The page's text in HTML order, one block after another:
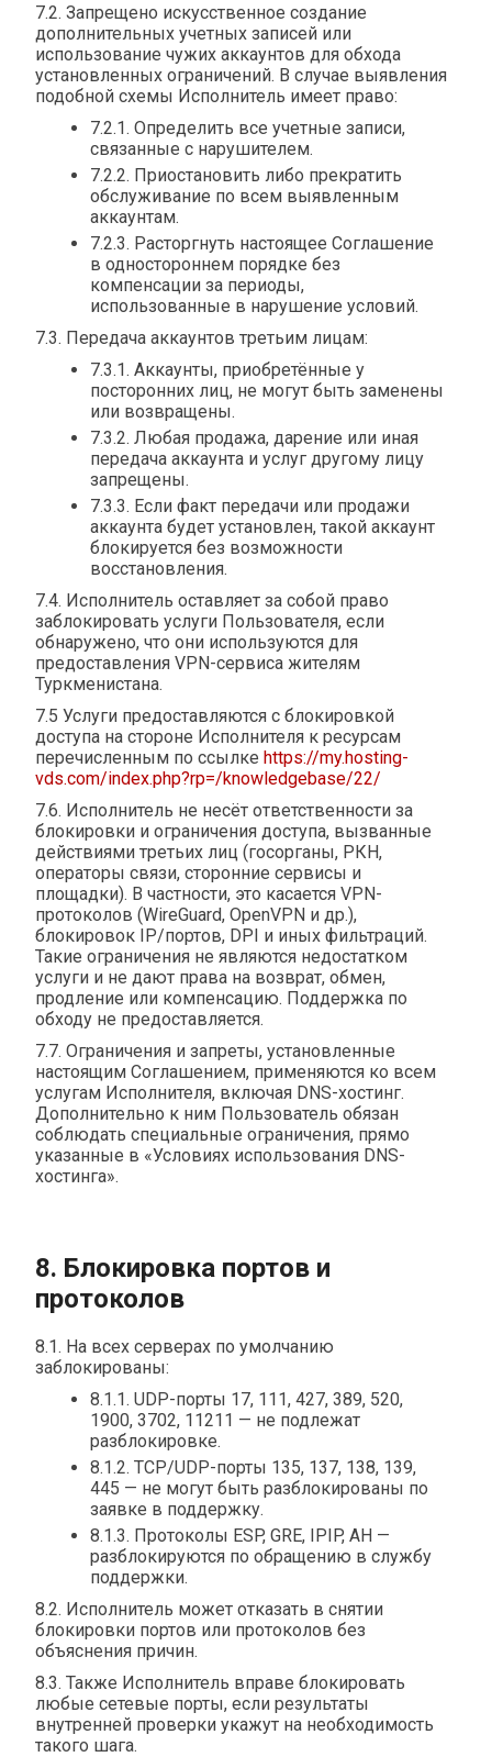
7.2. Запрещено искусственное создание
дополнительных учетных записей или
использование чужих аккаунтов для обхода
установленных ограничений. В случае выявления
подобной схемы Исполнитель имеет право:
7.2.1. Определить все учетные записи,
связанные с нарушителем.
7.2.2. Приостановить либо прекратить
обслуживание по всем выявленным
аккаунтам.
7.2.3. Расторгнуть настоящее Соглашение
в одностороннем порядке без
компенсации за периоды,
использованные в нарушение условий.
7.3. Передача аккаунтов третьим лицам:
7.3.1. Аккаунты, приобретённые у
посторонних лиц, не могут быть заменены
или возвращены.
7.3.2. Любая продажа, дарение или иная
передача аккаунта и услуг другому лицу
запрещены.
7.3.3. Если факт передачи или продажи
аккаунта будет установлен, такой аккаунт
блокируется без возможности
восстановления.
7.4. Исполнитель оставляет за собой право
заблокировать услуги Пользователя, если
обнаружено, что они используются для
предоставления VPN-сервиса жителям
Туркменистана.
7.5 Услуги предоставляются с блокировкой
доступа на стороне Исполнителя к ресурсам
перечисленным по ссылке https://my.hosting-
vds.com/index.php?rp=/knowledgebase/22/
7.6. Исполнитель не несёт ответственности за
блокировки и ограничения доступа, вызванные
действиями третьих лиц (госорганы, РКН,
операторы связи, сторонние сервисы и
площадки). В частности, это касается VPN-
протоколов (WireGuard, OpenVPN и др.),
блокировок IP/портов, DPI и иных фильтраций.
Такие ограничения не являются недостатком
услуги и не дают права на возврат, обмен,
продление или компенсацию. Поддержка по
обходу не предоставляется.
7.7. Ограничения и запреты, установленные
настоящим Соглашением, применяются ко всем
услугам Исполнителя, включая DNS-хостинг.
Дополнительно к ним Пользователь обязан
соблюдать специальные ограничения, прямо
указанные в «Условиях использования DNS-
хостинга».
8. Блокировка портов и
протоколов
8.1. На всех серверах по умолчанию
заблокированы:
8.1.1. UDP-порты 17, 111, 427, 389, 520,
1900, 3702, 11211 — не подлежат
разблокировке.
8.1.2. TCP/UDP-порты 135, 137, 138, 139,
445 — не могут быть разблокированы по
заявке в поддержку.
8.1.3. Протоколы ESP, GRE, IPIP, AH —
разблокируются по обращению в службу
поддержки.
8.2. Исполнитель может отказать в снятии
блокировки портов или протоколов без
объяснения причин.
8.3. Также Исполнитель вправе блокировать
любые сетевые порты, если результаты
внутренней проверки укажут на необходимость
такого шага.